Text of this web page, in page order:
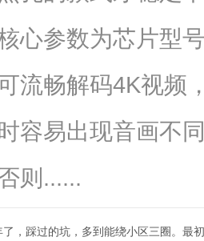
心参数为芯片型
流畅解码4K视频
容易出现音画不
则......
了 ，踩过的坑，多到能绕小区三圈。最